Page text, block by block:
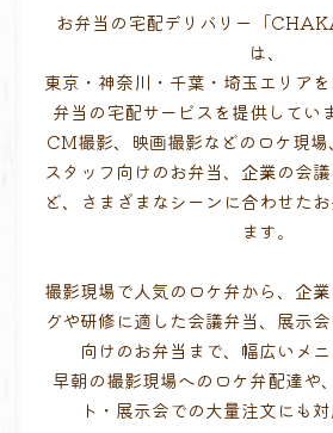
お弁当の宅配デリバリー「
は、
東京・神奈川・千葉・埼玉エリア
弁当の宅配サービスを提供してい
CM撮影、映画撮影などのロケ現
スタッフ向けのお弁当、企業の会
ど、さまざまなシーンに合わせた
ます。
撮影現場で人気のロケ弁から、企
グや研修に適した会議弁当、展示
向けのお弁当まで、幅広いメニ
早朝の撮影現場へのロケ弁配達や
ト・展示会での大量注文にも対